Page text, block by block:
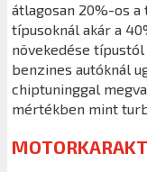
átlagosan 20%-os
típusoknál akár a
növekedése
benzines autóknál
chiptuninggal
mértékben mint